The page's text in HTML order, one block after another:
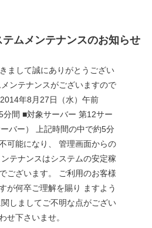
ムメンテナンスのお知らせ
まして誠にありがとうござい
ンテナンスがございますので
年8月27日（水）午前
間 ■対象サーバー 第12サー
バー） 上記時間の中で約5分
可能になり、 管理画面からの
テナンスはシステムの安定稼
ございます。 ご利用のお客様
が何卒ご理解を賜り ますよう
しましてご不明な点がござい
せ下さいませ。